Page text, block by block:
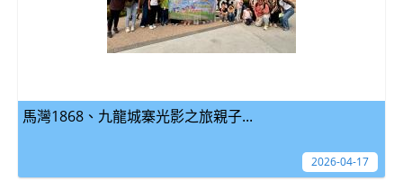
馬灣1868、九龍城寨光影之旅親子...
2026-04-17